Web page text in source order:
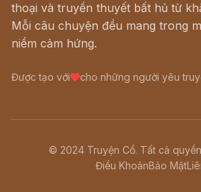
thoại và truyền thuyết bất hủ từ
Mỗi câu chuyện đều mang trong
niềm cảm hứng.
Được tạo với cho những người yêu
© 2024 Truyện Cổ. Tất cả
Điều KhoảnBảo Mật